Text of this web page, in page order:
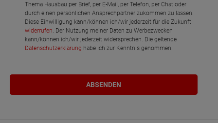
Thema Hausbau per Brief, per E-Mail, per Telefon, per Chat oder
durch einen persönlichen Ansprechpartner zukommen zu lassen.
Diese Einwilligung kann/können ich/wir jederzeit für die Zukunft
widerrufen. Der Nutzung meiner Daten zu Werbezwecken
kann/können ich/wir jederzeit widersprechen. Die geltende
Datenschutzerklärung habe ich zur Kenntnis genommen.